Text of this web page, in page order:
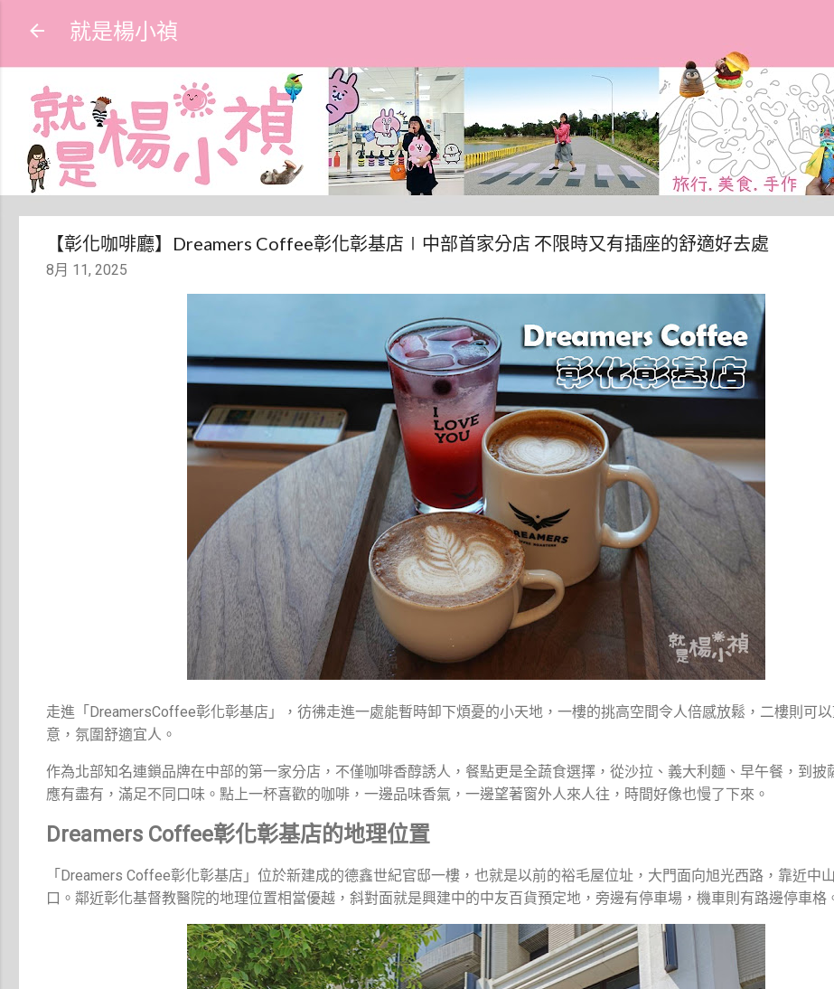
就是楊小禎
【彰化咖啡廳】Dreamers Coffee彰化彰基店∣中部首家分店 不限時又有插座的舒適好去處
8月 11, 2025
走進「DreamersCoffee彰化彰基店」，彷彿走進一處能暫時卸下煩憂的小天地，一樓的挑高空間令人倍感放鬆，二樓則可
意，氛圍舒適宜人。
作為北部知名連鎖品牌在中部的第一家分店，不僅咖啡香醇誘人，餐點更是全蔬食選擇，從沙拉、義大利麵、早午餐，到披
應有盡有，滿足不同口味。點上一杯喜歡的咖啡，一邊品味香氣，一邊望著窗外人來人往，時間好像也慢了下來。
Dreamers Coffee彰化彰基店的地理位置
「Dreamers Coffee彰化彰基店」位於新建成的德鑫世紀官邸一樓，也就是以前的裕毛屋位址，大門面向旭光西路，靠近中
口。鄰近彰化基督教醫院的地理位置相當優越，斜對面就是興建中的中友百貨預定地，旁邊有停車場，機車則有路邊停車格